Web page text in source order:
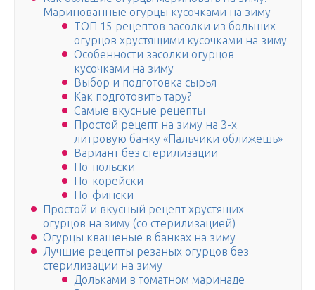
Маринованные огурцы кусочками на зиму
ТОП 15 рецептов засолки из больших
огурцов хрустящими кусочками на зиму
Особенности засолки огурцов
кусочками на зиму
Выбор и подготовка сырья
Как подготовить тару?
Самые вкусные рецепты
Простой рецепт на зиму на 3-х
литровую банку «Пальчики оближешь»
Вариант без стерилизации
По-польски
По-корейски
По-фински
Простой и вкусный рецепт хрустящих
огурцов на зиму (со стерилизацией)
Огурцы квашеные в банках на зиму
Лучшие рецепты резаных огурцов без
стерилизации на зиму
Дольками в томатном маринаде